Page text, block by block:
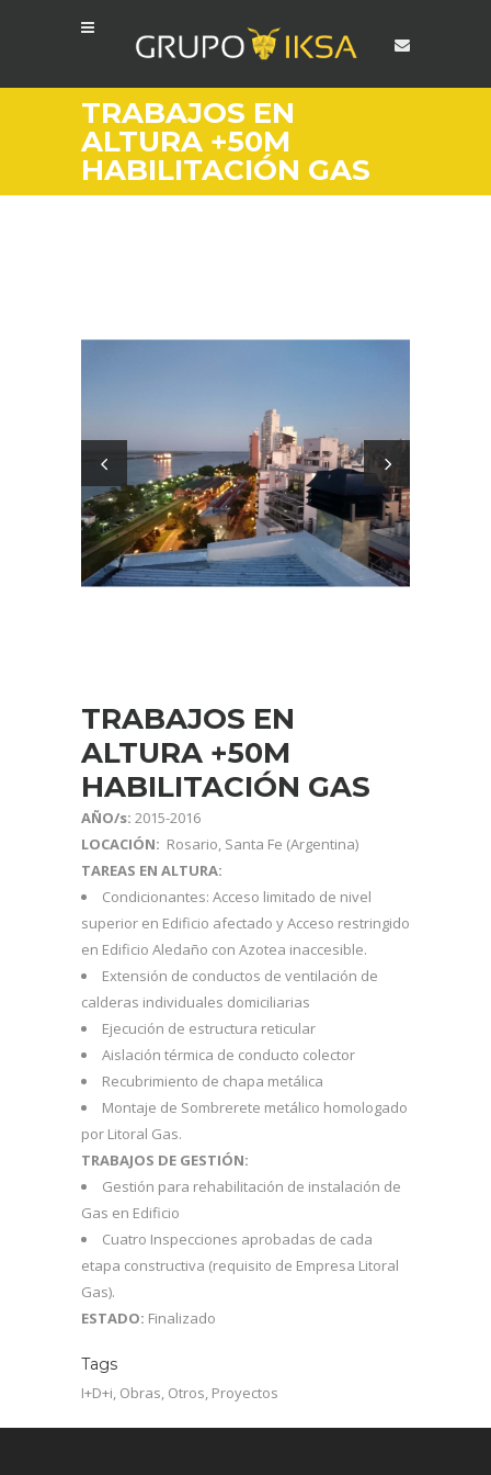
TRABAJOS EN
ALTURA +50M
HABILITACIÓN GAS
TRABAJOS EN
ALTURA +50M
HABILITACIÓN GAS
AÑO/s: 2015-2016
LOCACIÓN: Rosario, Santa Fe (Argentina)
TAREAS EN ALTURA:
Condicionantes: Acceso limitado de nivel
superior en Edificio afectado y Acceso restringido
en Edificio Aledaño con Azotea inaccesible.
Extensión de conductos de ventilación de
calderas individuales domiciliarias
Ejecución de estructura reticular
Aislación térmica de conducto colector
Recubrimiento de chapa metálica
Montaje de Sombrerete metálico homologado
por Litoral Gas.
TRABAJOS DE GESTIÓN:
Gestión para rehabilitación de instalación de
Gas en Edificio
Cuatro Inspecciones aprobadas de cada
etapa constructiva (requisito de Empresa Litoral
Gas).
ESTADO: Finalizado
Tags
I+D+i, Obras, Otros, Proyectos